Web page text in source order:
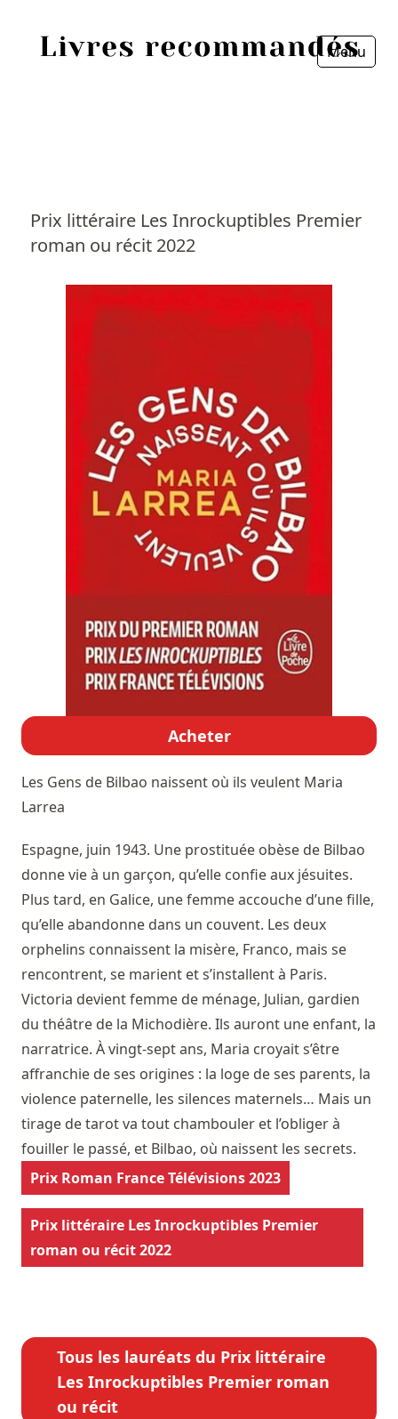
Menu
Prix littéraire Les Inrockuptibles Premier
roman ou récit 2022
Acheter
Les Gens de Bilbao naissent où ils veulent Maria
Larrea
Espagne, juin 1943. Une prostituée obèse de Bilbao
donne vie à un garçon, qu’elle confie aux jésuites.
Plus tard, en Galice, une femme accouche d’une fille,
qu’elle abandonne dans un couvent. Les deux
orphelins connaissent la misère, Franco, mais se
rencontrent, se marient et s’installent à Paris.
Victoria devient femme de ménage, Julian, gardien
du théâtre de la Michodière. Ils auront une enfant, la
narratrice. À vingt-sept ans, Maria croyait s’être
affranchie de ses origines : la loge de ses parents, la
violence paternelle, les silences maternels… Mais un
tirage de tarot va tout chambouler et l’obliger à
fouiller le passé, et Bilbao, où naissent les secrets.
Prix Roman France Télévisions 2023
Prix littéraire Les Inrockuptibles Premier
roman ou récit 2022
Tous les lauréats du Prix littéraire
Les Inrockuptibles Premier roman
ou récit
Personnes
Prix littéraires
Fermer